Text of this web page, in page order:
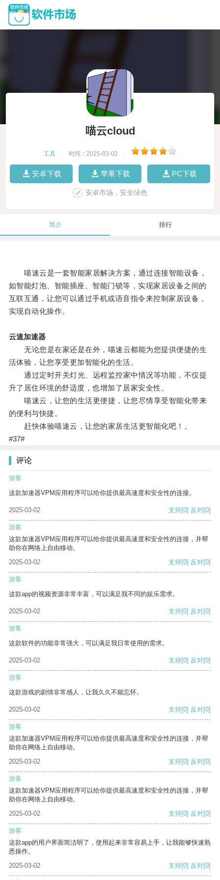
喵云cloud
工具 时间：2025-03-02
安卓下载 苹果下载 PC下载
安卓市场，安全绿色
简介 排行
喵速云是一套智能家居解决方案，通过连接智能设备，
如智能灯泡、智能插座、智能门锁等，实现家居设备之间的
互联互通，让您可以通过手机或语音指令来控制家居设备，
实现自动化操作。
云速加速器
无论您是在家还是在外，喵速云都能为您提供便捷的生
活体验，让您享受更加智能化的生活。
通过定时开关灯光、远程监控家中情况等功能，不仅提
升了居住环境的舒适度，也增加了居家安全性。
喵速云，让您的生活更便捷，让您尽情享受智能化带来
的便利与快捷。
赶快体验喵速云，让您的家居生活更智能化吧！。
#37#
评论
游客
这款加速器VPM应用程序可以给你提供最高速度和安全性的连接。
2025-03-02 支持[0] 反对[0]
游客
这款加速器VPM应用程序可以给你提供最高速度和安全性的连接，并帮
助你在网络上自由移动。
2025-03-02
支持[0] 反对[0]
游客
这款app的视频资源非常丰富，可以满足我不同的娱乐需求。
2025-03-02 支持[0] 反对[0]
游客
这款软件的功能非常强大，可以满足我日常使用的需求。
2025-03-02 支持[0] 反对[0]
游客
这款游戏的剧情非常感人，让我久久不能忘怀。
2025-03-02 支持[0] 反对[0]
游客
这款加速器VPM应用程序可以给你提供最高速度和安全性的连接，并帮
助你在网络上自由移动。
2025-03-02
支持[0] 反对[0]
游客
这款加速器VPM应用程序可以给你提供最高速度和安全性的连接，并帮
助你在网络上自由移动。
2025-03-02
支持[0] 反对[0]
游客
这款app的用户界面简洁明了，使用起来非常容易上手，让我能够快速熟
悉操作。
2025-03-02
支持[0] 反对[0]